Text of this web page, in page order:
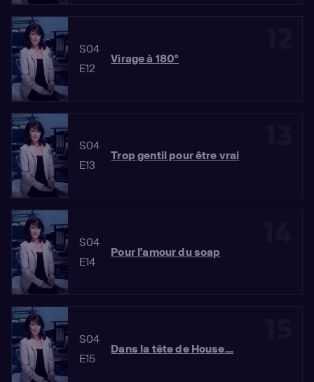
S04
E12
Virage à 180°
S04
E13
Trop gentil pour être vrai
S04
E14
Pour l'amour du soap
S04
E15
Dans la tête de House...